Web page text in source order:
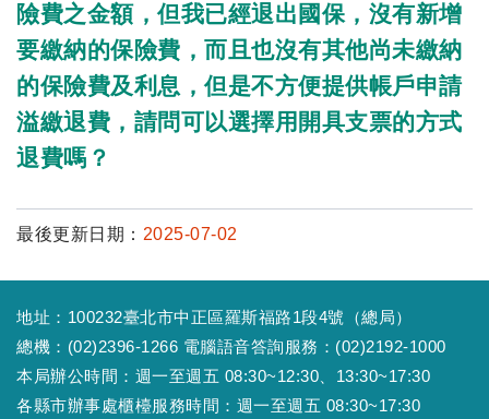
險費之金額，但我已經退出國保，沒有新增
要繳納的保險費，而且也沒有其他尚未繳納
的保險費及利息，但是不方便提供帳戶申請
溢繳退費，請問可以選擇用開具支票的方式
退費嗎？
最後更新日期： 2025-07-02
地址：100232臺北市中正區羅斯福路1段4號（總局）
總機：(02)2396-1266 電腦語音答詢服務：(02)2192-1000
本局辦公時間：週一至週五 08:30~12:30、13:30~17:30
各縣市辦事處櫃檯服務時間：週一至週五 08:30~17:30